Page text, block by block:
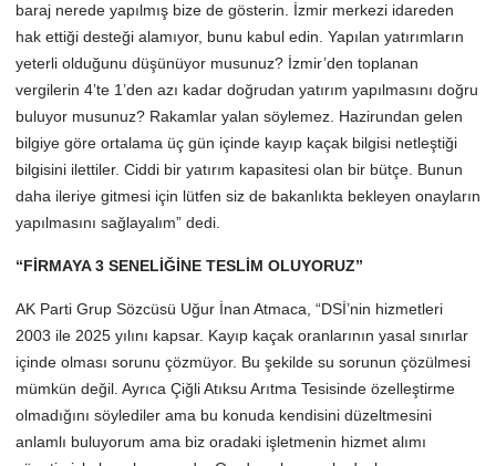
baraj nerede yapılmış bize de gösterin. İzmir merkezi idareden
hak ettiği desteği alamıyor, bunu kabul edin. Yapılan yatırımların
yeterli olduğunu düşünüyor musunuz? İzmir’den toplanan
vergilerin 4’te 1’den azı kadar doğrudan yatırım yapılmasını doğru
buluyor musunuz? Rakamlar yalan söylemez. Hazirundan gelen
bilgiye göre ortalama üç gün içinde kayıp kaçak bilgisi netleştiği
bilgisini ilettiler. Ciddi bir yatırım kapasitesi olan bir bütçe. Bunun
daha ileriye gitmesi için lütfen siz de bakanlıkta bekleyen onayların
yapılmasını sağlayalım” dedi.
“FİRMAYA 3 SENELİĞİNE TESLİM OLUYORUZ”
AK Parti Grup Sözcüsü Uğur İnan Atmaca, “DSİ’nin hizmetleri
2003 ile 2025 yılını kapsar. Kayıp kaçak oranlarının yasal sınırlar
içinde olması sorunu çözmüyor. Bu şekilde su sorunun çözülmesi
mümkün değil. Ayrıca Çiğli Atıksu Arıtma Tesisinde özelleştirme
olmadığını söylediler ama bu konuda kendisini düzeltmesini
anlamlı buluyorum ama biz oradaki işletmenin hizmet alımı